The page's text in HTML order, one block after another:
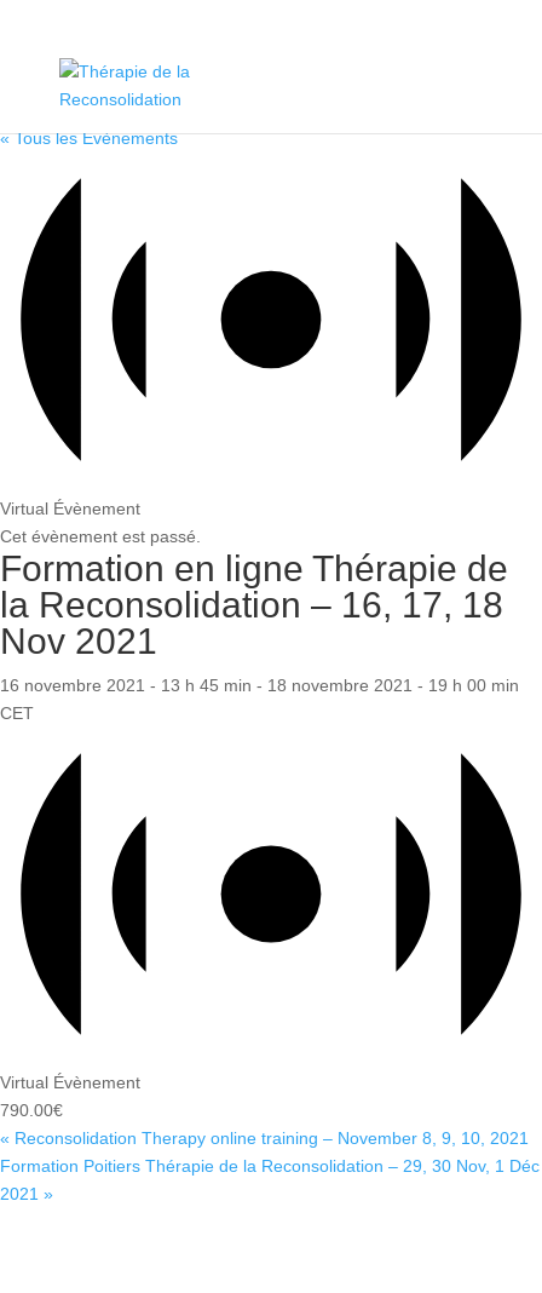
« Tous les Évènements
Virtual Évènement
Cet évènement est passé.
Formation en ligne Thérapie de
la Reconsolidation – 16, 17, 18
Nov 2021
16 novembre 2021 - 13 h 45 min -18 novembre 2021 - 19 h 00 min
CET
Virtual Évènement
790.00€
« Reconsolidation Therapy online training – November 8, 9, 10, 2021
Formation Poitiers Thérapie de la Reconsolidation – 29, 30 Nov, 1
Déc 2021